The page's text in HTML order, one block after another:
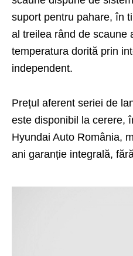
suport pentru pahare, în
al treilea rând de scaune
temperatura dorită prin
independent.
Prețul aferent seriei de
este disponibil la cerere,
Hyundai Auto România,
ani garanție integrală,